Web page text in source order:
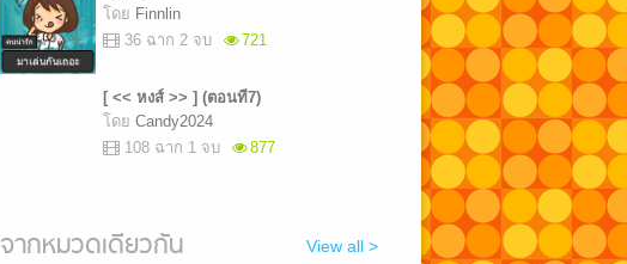
โดย Finnlin
36 ฉาก 2 จบ
721
[ << หงส์ >> ] (ตอนที7)
โดย Candy2024
108 ฉาก 1 จบ
877
จากหมวดเดียวกัน View all >